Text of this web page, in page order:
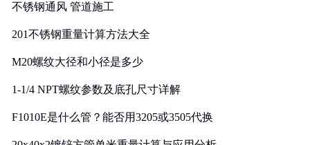
不锈钢通风 管道施工
201不锈钢重量计算方法大全
M20螺纹大径和小径是多少
1-1/4 NPT螺纹参数及底孔尺寸详解
F1010E是什么管？能否用3205或3505代换